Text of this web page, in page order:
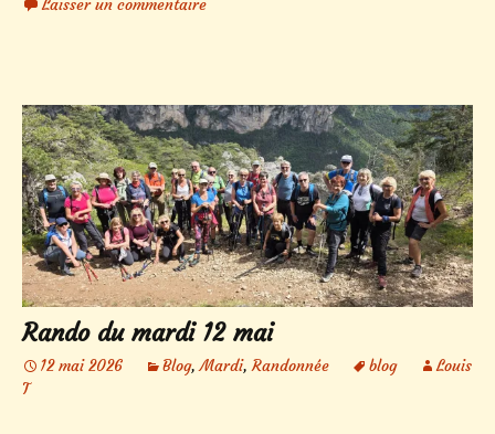
Laisser un commentaire
Rando du mardi 12 mai
12 mai 2026 Blog,Mardi,Randonnée blog
Louis
T